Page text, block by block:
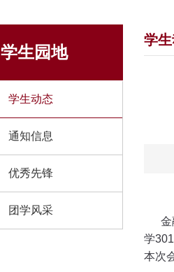
学生园地
学生动态
通知信息
优秀先锋
团学风采
学
金
学301
本次